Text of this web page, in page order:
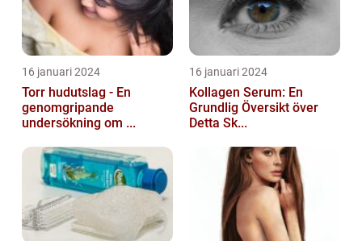
16 januari 2024
Torr hudutslag - En
genomgripande
undersökning om ...
16 januari 2024
Kollagen Serum: En
Grundlig Översikt över
Detta Sk...